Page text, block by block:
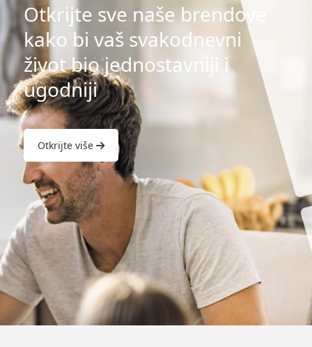
Otkrijte sve naše brendove
kako bi vaš svakodnevni
život bio jednostavniji i
ugodniji
Otkrijte više